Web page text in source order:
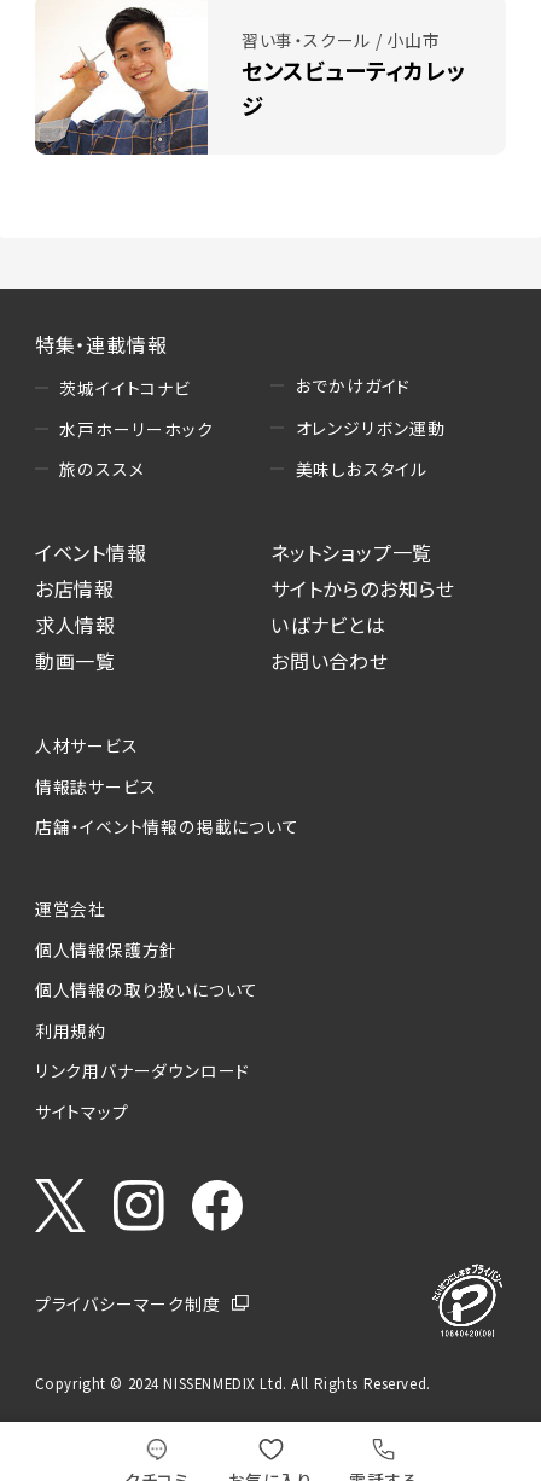
習い事・スクール / 小山市
センスビューティカレッ
ジ
特集・連載情報
茨城イイトコナビ
水戸ホーリーホック
旅のススメ
おでかけガイド
オレンジリボン運動
美味しおスタイル
イベント情報
お店情報
求人情報
動画一覧
ネットショップ一覧
サイトからのお知らせ
いばナビとは
お問い合わせ
人材サービス
情報誌サービス
店舗・イベント情報の掲載について
運営会社
個人情報保護方針
個人情報の取り扱いについて
利用規約
リンク用バナーダウンロード
サイトマップ
プライバシーマーク制度
Copyright © 2024 NISSENMEDIX Ltd. All Rights Reserved.